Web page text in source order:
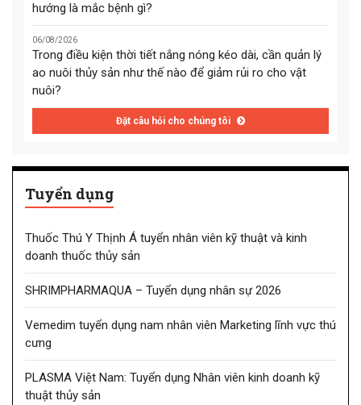
hướng là mắc bệnh gì?
06/08/2026
Trong điều kiện thời tiết nắng nóng kéo dài, cần quản lý
ao nuôi thủy sản như thế nào để giảm rủi ro cho vật
nuôi?
Đặt câu hỏi cho chúng tôi
Tuyển dụng
Thuốc Thú Y Thịnh Á tuyển nhân viên kỹ thuật và kinh
doanh thuốc thủy sản
SHRIMPHARMAQUA – Tuyển dụng nhân sự 2026
Vemedim tuyển dụng nam nhân viên Marketing lĩnh vực thú
cưng
PLASMA Việt Nam: Tuyển dụng Nhân viên kinh doanh kỹ
thuật thủy sản